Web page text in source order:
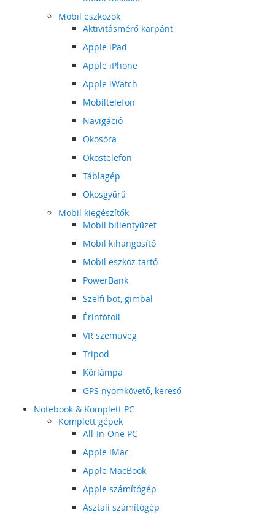
Mobil eszközök
Aktivitásmérő karpánt
Apple iPad
Apple iPhone
Apple iWatch
Mobiltelefon
Navigáció
Okosóra
Okostelefon
Táblagép
Okosgyűrű
Mobil kiegészítők
Mobil billentyűzet
Mobil kihangosító
Mobil eszköz tartó
PowerBank
Szelfi bot, gimbal
Érintőtoll
VR szemüveg
Tripod
Körlámpa
GPS nyomkövető, kereső
Notebook & Komplett PC
Komplett gépek
All-In-One PC
Apple iMac
Apple MacBook
Apple számítógép
Asztali számítógép